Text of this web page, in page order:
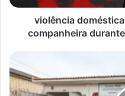
em
Apucaranaviolência
companheira
Centro
POP
Apucarana
será